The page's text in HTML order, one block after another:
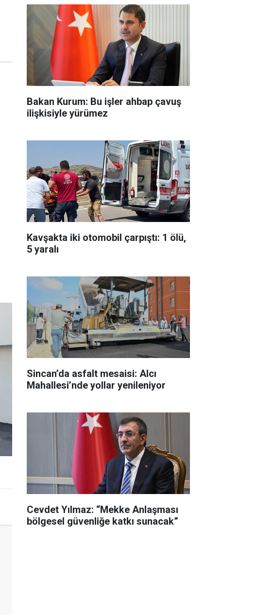
Bakan Kurum: Bu işler ahbap çavuş
ilişkisiyle yürümez
Kavşakta iki otomobil çarpıştı: 1 ölü,
5 yaralı
Sincan’da asfalt mesaisi: Alcı
Mahallesi’nde yollar yenileniyor
Cevdet Yılmaz: “Mekke Anlaşması
bölgesel güvenliğe katkı sunacak”